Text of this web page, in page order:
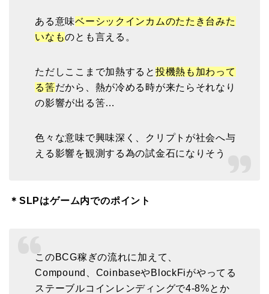
ある意味ベーシックインカムのたたき台みた
いなものとも言える。
ただしここまで加熱すると 投機熱も加わって
る筈だから、熱が冷める時が来たらそれなり
の影響が出る筈…
色々な意味で興味深く、クリプトが社会へ与
える影響を観測する為の試金石になりそう
＊SLPはゲーム内でのポイント
このBCG稼ぎの流れに加えて、
Compound、CoinbaseやBlockFiがやってる
ステーブルコインレンディングで4-8%とか